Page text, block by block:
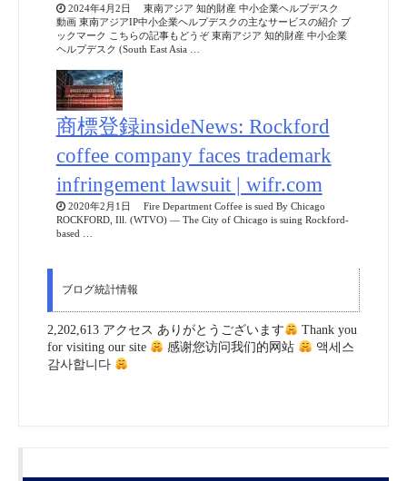
2024年4月2日 東南アジア 知的財産 中小企業ヘルプデスク
動画 東南アジアIP中小企業ヘルプデスクの主なサービスの紹介 ブ
ックマーク こちらの記事もどうぞ 東南アジア 知的財産 中小企業
ヘルプデスク (South East Asia …
商標登録insideNews: Rockford
coffee company faces trademark
infringement lawsuit | wifr.com
2020年2月1日 Fire Department Coffee is sued By Chicago
ROCKFORD, Ill. (WTVO) — The City of Chicago is suing Rockford-
based …
ブログ統計情報
2,202,613 アクセス ありがとうございます
Thank you
for visiting our site
感谢您访问我们的网站
액세스
감사합니다